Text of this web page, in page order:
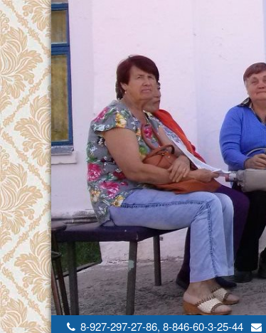
Перейти
к
содержимому
8-927-297-27-86, 8-846-60-3-25-44